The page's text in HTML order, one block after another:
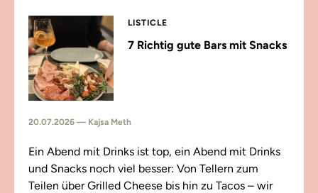
LISTICLE
7 Richtig gute Bars mit Snacks
20.07.2026 — Kajsa Meth
Ein Abend mit Drinks ist top, ein Abend mit Drinks
und Snacks noch viel besser: Von Tellern zum
Teilen über Grilled Cheese bis hin zu Tacos – wir